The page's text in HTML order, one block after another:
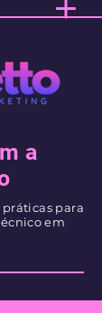
a
para
em